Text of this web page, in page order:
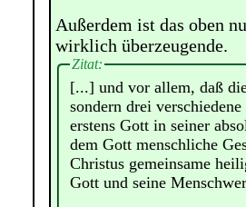
Außerdem ist das oben
wirklich überzeugende.
Zitat:
[...] und vor allem, daß
sondern drei verschiedene
erstens Gott in seiner
dem Gott menschliche
Christus gemeinsame
Gott und seine